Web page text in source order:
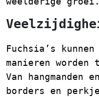
Fuchsia’s
manieren
Van hangmanden
borders en